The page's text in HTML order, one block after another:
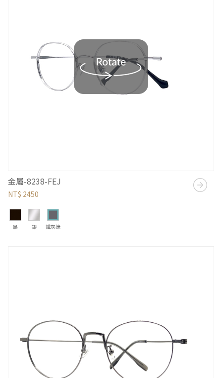
金屬-8238-FEJ
NT$ 2450
黑 銀 鐵灰綠